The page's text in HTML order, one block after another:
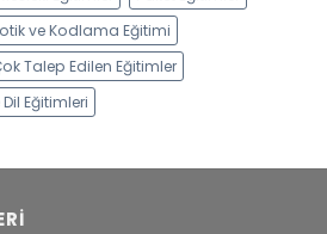
ve Kodlama Eğitimi
Talep Edilen Eğitimler
Eğitimleri